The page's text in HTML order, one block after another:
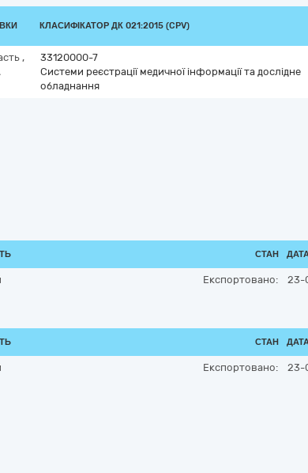
КЛАСИФІКАТОР ДК 021:2015 (CPV)
,
33120000-7
Системи реєстрації медичної інформації та дослідне
обладнання
СТАН
Експортовано: 23-
СТАН
Експортовано: 23-